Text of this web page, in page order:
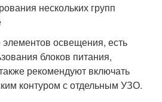
нескольких групп
освещения, есть
блоков питания,
рекомендуют включать
контуром с отдельным УЗО.